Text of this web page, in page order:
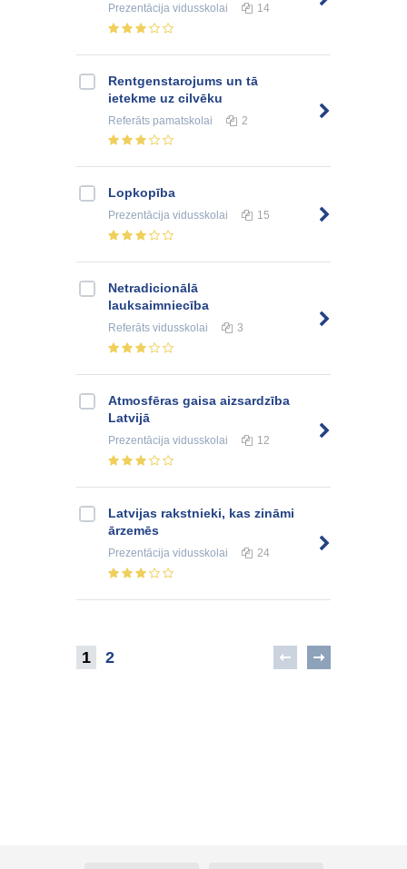
Prezentācija vidusskolai 14
Rentgenstarojums un tā
ietekme uz cilvēku
Referāts pamatskolai 2
Lopkopība
Prezentācija vidusskolai 15
Netradicionālā
lauksaimniecība
Referāts vidusskolai 3
Atmosfēras gaisa aizsardzība
Latvijā
Prezentācija vidusskolai 12
Latvijas rakstnieki, kas zināmi
ārzemēs
Prezentācija vidusskolai 24
1 2